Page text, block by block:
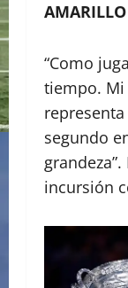
“Como
tiempo.
segundo
incursión